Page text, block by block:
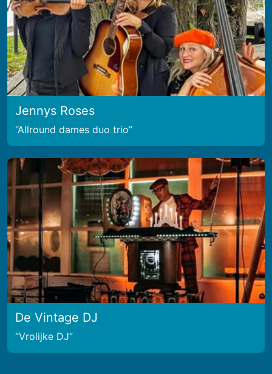
Jennys Roses
Allround dames duo trio
De Vintage DJ
Vrolijke DJ